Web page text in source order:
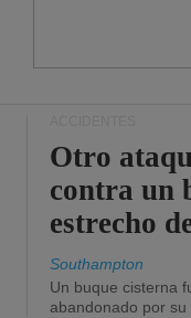
Otro
contra un
estrecho
Southampton
Un buque cisterna
abandonado por su